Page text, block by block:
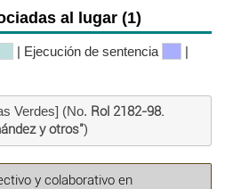
al lugar (1)
| Ejecución de sentencia
|
Verdes] (No. Rol 2182-98.
y otros")
y colaborativo en